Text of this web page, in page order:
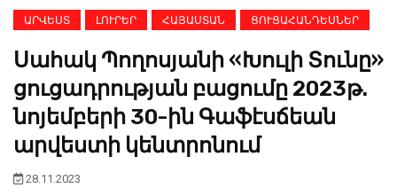
ԱՐՎԵՍՏ ԼՈՒՐԵՐ ՀԱՅԱՍՏԱՆ ՑՈՒՑԱՀԱՆԴԵՍՆԵՐ
Սահակ Պողոսյանի «Խուլի Տունը»
ցուցադրության բացումը 2023թ.
նոյեմբերի 30-ին Գաֆէսճեան
արվեստի կենտրոնում
28.11.2023